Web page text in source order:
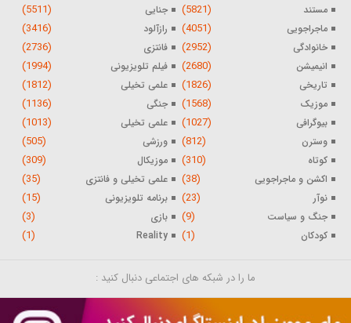
مستند (5821) جنایی (5511)
ماجراجویی (4051) رازآلود (3416)
خانوادگی (2952) فانتزی (2736)
انیمیشن (2680) فیلم تلویزیونی (1994)
تاریخی (1826) علمی تخیلی (1812)
موزیک (1568) جنگی (1136)
بیوگرافی (1027) علمی تخیلی (1013)
وسترن (812) ورزشی (505)
کوتاه (310) موزیکال (309)
اکشن و ماجراجویی (38) علمی تخیلی و فانتزی (35)
نوآر (23) برنامه تلویزیونی (15)
جنگ و سیاست (9) بازی (3)
کودکان (1)
Reality
(1)
ما را در شبکه های اجتماعی دنبال کنید :